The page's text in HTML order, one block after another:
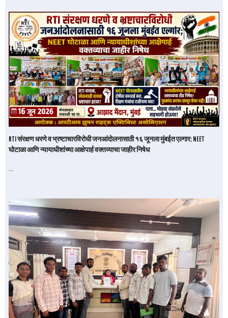
RTI संरक्षण धरणे व भ्रष्टाचारविरोधी जनआंदोलनासाठी १६ जूनला मुंबईत एल्गार; NEET
घोटाळा आणि न्यायाधीशांच्या आक्षेपार्ह वक्तव्याचा जाहीर निषेध
…